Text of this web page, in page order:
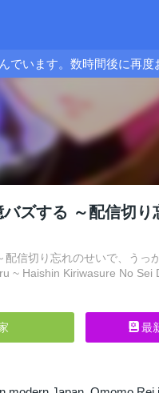
います。数時間後に再度
ズする ～配信切
信切り忘れのせいで、うっ
~ Haishin Kiriwasure No
最